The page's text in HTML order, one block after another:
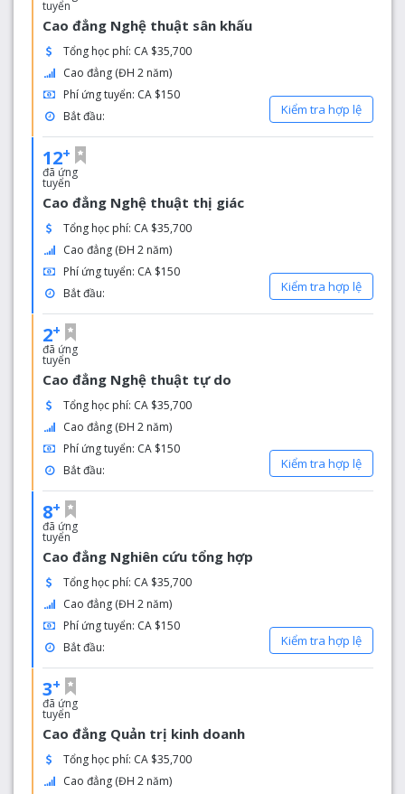
tuyển
Cao đẳng Nghệ thuật sân khấu
Tổng học phí: CA $35,700
Cao đẳng (ĐH 2 năm)
Phí ứng tuyển: CA $150
Bắt đầu:
Kiểm tra hợp lệ
12+
đã ứng
tuyển
Cao đẳng Nghệ thuật thị giác
Tổng học phí: CA $35,700
Cao đẳng (ĐH 2 năm)
Phí ứng tuyển: CA $150
Bắt đầu:
Kiểm tra hợp lệ
2+
đã ứng
tuyển
Cao đẳng Nghệ thuật tự do
Tổng học phí: CA $35,700
Cao đẳng (ĐH 2 năm)
Phí ứng tuyển: CA $150
Bắt đầu:
Kiểm tra hợp lệ
8+
đã ứng
tuyển
Cao đẳng Nghiên cứu tổng hợp
Tổng học phí: CA $35,700
Cao đẳng (ĐH 2 năm)
Phí ứng tuyển: CA $150
Bắt đầu:
Kiểm tra hợp lệ
3+
đã ứng
tuyển
Cao đẳng Quản trị kinh doanh
Tổng học phí: CA $35,700
Cao đẳng (ĐH 2 năm)